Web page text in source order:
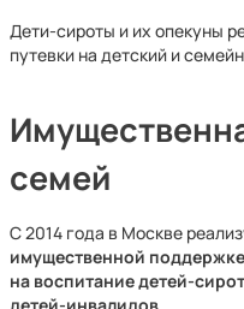
Дети-сироты и их опекуны
путевки на детский и
семей
С 2014 года в Москве
имущественной
на воспитание детей-